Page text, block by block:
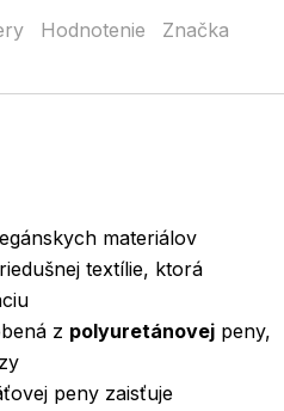
Hodnotenie
Značka
materiálov
textílie, ktorá
z polyuretánovej peny,
peny zaisťuje